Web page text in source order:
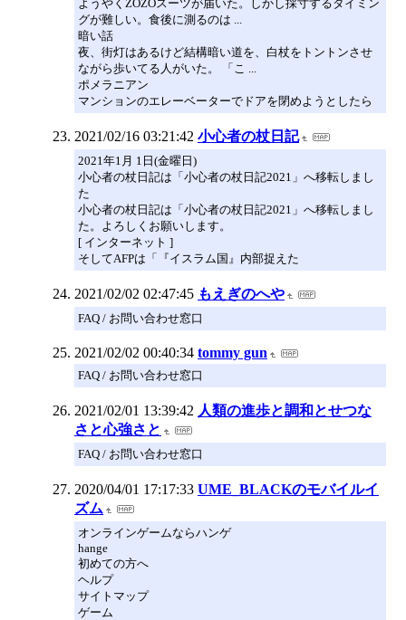
ようやくZOZOスーツが届いた。しかし採寸するタイミン
グが難しい。食後に測るのは ...
暗い話
夜、街灯はあるけど結構暗い道を、白杖をトントンさせ
ながら歩いてる人がいた。 「こ ...
ポメラニアン
マンションのエレーベーターでドアを閉めようとしたら
2021/02/16 03:21:42 小心者の杖日記
2021年1月 1日(金曜日)
小心者の杖日記は「小心者の杖日記2021」へ移転しまし
た
小心者の杖日記は「小心者の杖日記2021」へ移転しまし
た。よろしくお願いします。
[ インターネット ]
そしてAFPは「『イスラム国』内部捉えた
2021/02/02 02:47:45 もえぎのへや
FAQ / お問い合わせ窓口
2021/02/02 00:40:34 tommy gun
FAQ / お問い合わせ窓口
2021/02/01 13:39:42 人類の進歩と調和とせつな
さと心強さと
FAQ / お問い合わせ窓口
2020/04/01 17:17:33 UME_BLACKのモバイルイ
ズム
オンラインゲームならハンゲ
hange
初めての方へ
ヘルプ
サイトマップ
ゲーム